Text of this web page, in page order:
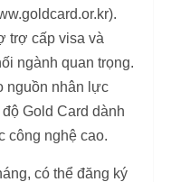
trợ cấp visa và
ngành quan trọng.
nguồn nhân lực
Gold Card dành
công nghệ cao.
có thể đăng ký